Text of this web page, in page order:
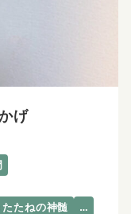
げ
たたねの神髄 …